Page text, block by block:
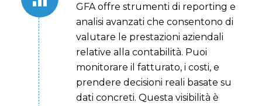
GFA offre strumenti di reporting e
analisi avanzati che consentono di
valutare le prestazioni aziendali
relative alla contabilità. Puoi
monitorare il fatturato, i costi, e
prendere decisioni reali basate su
dati concreti. Questa visibilità è